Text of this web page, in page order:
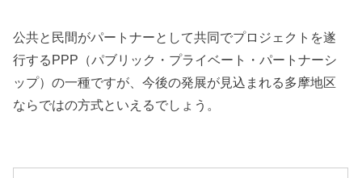
公共と民間がパートナーとして共同でプロジェクトを遂
行するPPP（パブリック・プライベート・パートナーシ
ップ）の一種ですが、今後の発展が見込まれる多摩地区
ならではの方式といえるでしょう。